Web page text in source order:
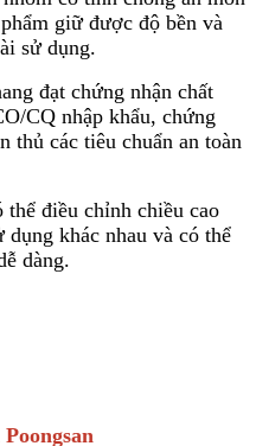
giữ được độ bền và
sử dụng.
đạt chứng nhận chất
CQ nhập khẩu, chứng
thủ các tiêu chuẩn an toàn
điều chỉnh chiều cao
khác nhau và có thể
dàng.